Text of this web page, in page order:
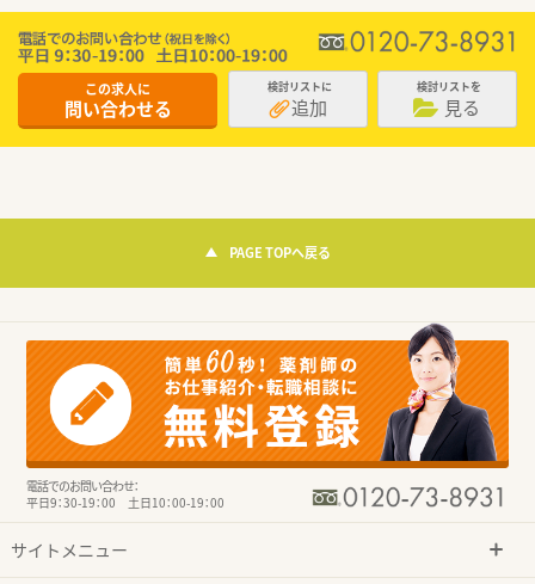
この求人に
問い合わせる
検討リストに
追加
検討リストを
見る
PAGE TOPへ戻る
電話でのお問い合わせ：
平日9：30-19：00 土日10：00-19：00
サイトメニュー